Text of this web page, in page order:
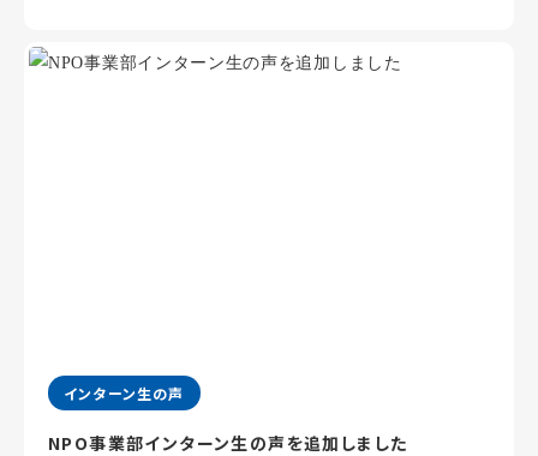
インターン生の声
NPO事業部インターン生の声を追加しました